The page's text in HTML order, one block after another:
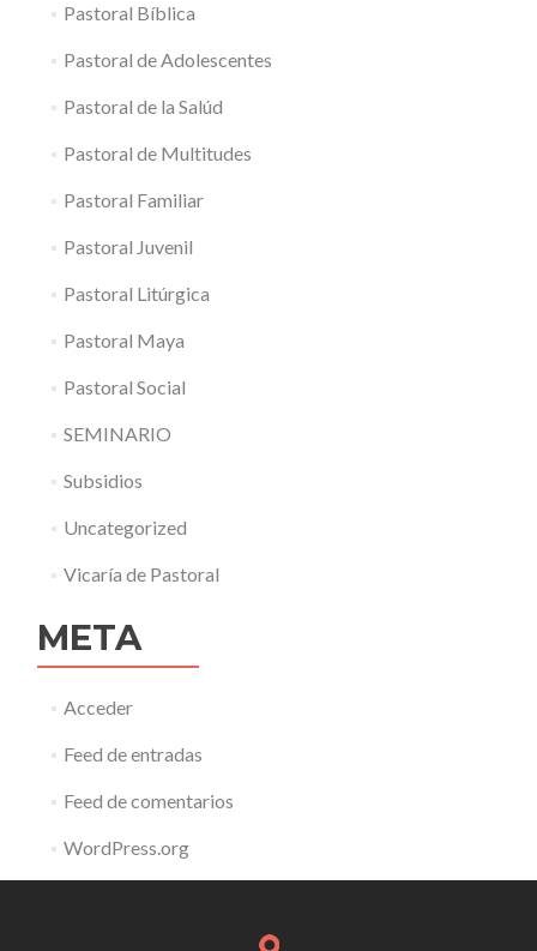
Pastoral Bíblica
Pastoral de Adolescentes
Pastoral de la Salúd
Pastoral de Multitudes
Pastoral Familiar
Pastoral Juvenil
Pastoral Litúrgica
Pastoral Maya
Pastoral Social
SEMINARIO
Subsidios
Uncategorized
Vicaría de Pastoral
META
Acceder
Feed de entradas
Feed de comentarios
WordPress.org